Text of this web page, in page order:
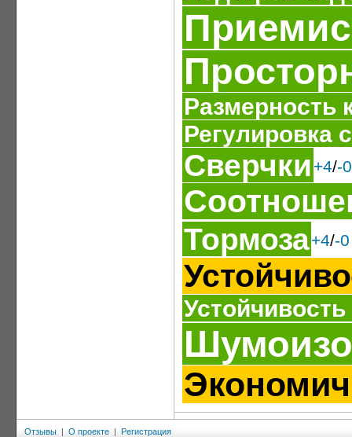
Размерность
Регулировка
Сверчки +4/-0
Тормоза+4/-0
Отзывы | О проекте | Регистрация